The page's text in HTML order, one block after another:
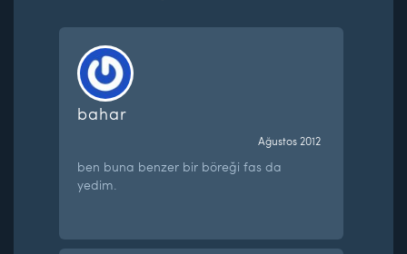
bahar
Ağustos 2012
ben buna benzer bir böreği fas da
yedim.